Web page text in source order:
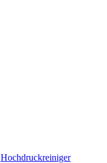
Hochdruckreiniger